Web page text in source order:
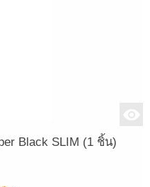
Black SLIM (1 ชิ้น)